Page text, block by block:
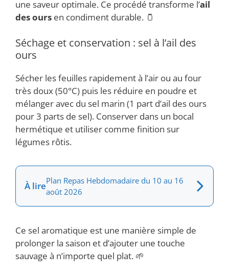
une saveur optimale. Ce procédé transforme l’ail
des ours en condiment durable. 🫙
Séchage et conservation : sel à l’ail des
ours
Sécher les feuilles rapidement à l’air ou au four
très doux (50°C) puis les réduire en poudre et
mélanger avec du sel marin (1 part d’ail des ours
pour 3 parts de sel). Conserver dans un bocal
hermétique et utiliser comme finition sur
légumes rôtis.
À lirePlan Repas Hebdomadaire du 10 au 16
août 2026
Ce sel aromatique est une manière simple de
prolonger la saison et d’ajouter une touche
sauvage à n’importe quel plat. 🌱